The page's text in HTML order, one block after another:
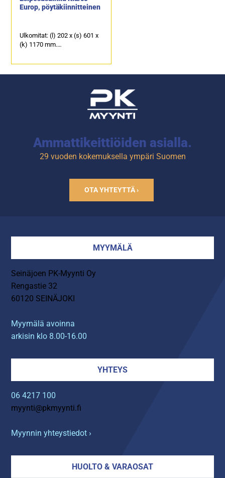
Europ, pöytäkiinnitteinen
Ulkomitat: (l) 202 x (s) 601 x
(k) 1170 mm.
Esipesusuihkussa seinään
Ammattikeittiöiden asialla.
29 vuoden kokemuksella ympäri Suomen
OTA YHTEYTTÄ ›
MYYMÄLÄ
Seinäjoen PK-Myynti Oy
Rengastie 32
60120 SEINÄJOKI
Myymälä avoinna
arkisin klo 8.00-16.00
YHTEYS
06 4217 100
myynti@pkmyynti.fi
Myynnin yhteystiedot ›
HUOLTO & VARAOSAT